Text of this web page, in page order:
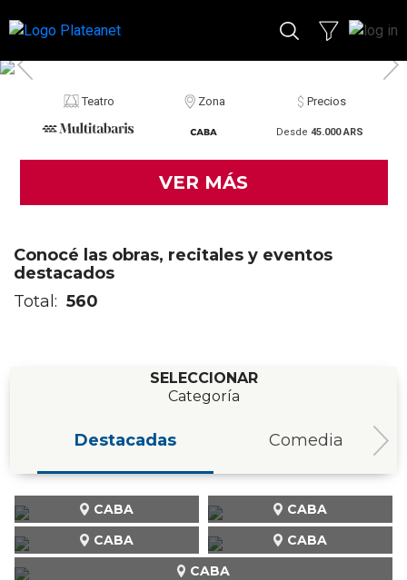
Teatro Zona Precios
Desde 45.000 ARS
VER MÁS
Conocé las obras, recitales y eventos
destacados
Total: 560
SELECCIONAR
Categoría
Destacadas Comedia
CABA
CABA
CABA
CABA
CABA